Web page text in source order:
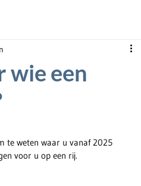
wie een
te weten waar u vanaf 2025
voor u op een rij.